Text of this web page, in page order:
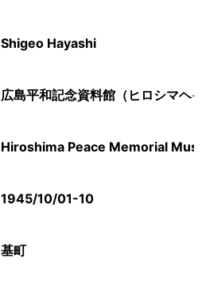
Shigeo Hayashi
広島平和記念資料館（ヒロシマヘ
Hiroshima Peace Memorial
1945/10/01-10
基町